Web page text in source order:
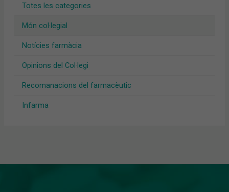
Totes les categories
Món col·legial
Notícies farmàcia
Opinions del Col·legi
Recomanacions del farmacèutic
Infarma